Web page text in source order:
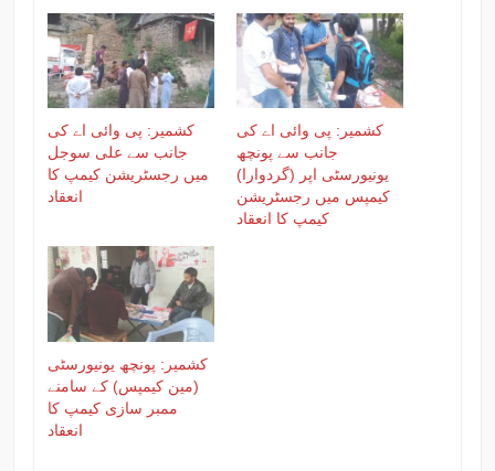
کشمیر: پی وائی اے کی
جانب سے علی سوجل
میں رجسٹریشن کیمپ کا
انعقاد
کشمیر: پی وائی اے کی
جانب سے پونچھ
یونیورسٹی اپر (گردوارا)
کیمپس میں رجسٹریشن
کیمپ کا انعقاد
کشمیر: پونچھ یونیورسٹی
(مین کیمپس) کے سامنے
ممبر سازی کیمپ کا
انعقاد